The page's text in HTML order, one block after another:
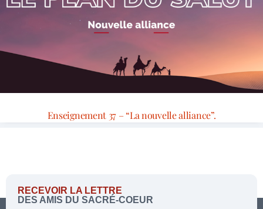
Enseignement 37 – “La nouvelle alliance”.
RECEVOIR LA LETTRE
DES AMIS DU SACRÉ-COEUR